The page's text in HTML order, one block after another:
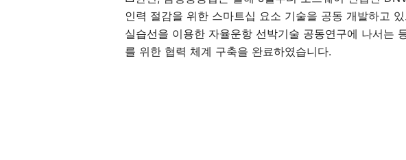
인력 절감을 위한 스마트십 요소 기술을 공동 개발하고
실습선을 이용한 자율운항 선박기술 공동연구에 나서는
를 위한 협력 체계 구축을 완료하였습니다.